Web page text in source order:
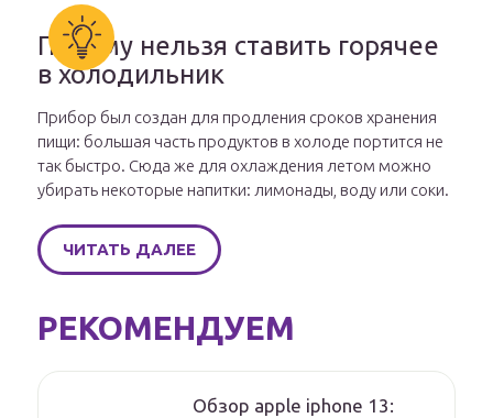
Почему нельзя ставить горячее
в холодильник
Прибор был создан для продления сроков хранения
пищи: большая часть продуктов в холоде портится не
так быстро. Сюда же для охлаждения летом можно
убирать некоторые напитки: лимонады, воду или соки.
ЧИТАТЬ ДАЛЕЕ
РЕКОМЕНДУЕМ
Обзор apple iphone 13: